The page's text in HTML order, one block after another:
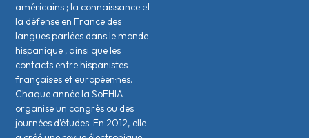
américains ; la connaissance et
la défense en France des
langues parlées dans le monde
hispanique ; ainsi que les
contacts entre hispanistes
français·es et européen·nes.
Chaque année la SoFHIA
organise un congrès ou des
journées d’études. En 2012, elle